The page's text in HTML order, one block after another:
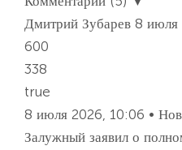
Дмитрий Зубарев 8 июля
600
338
true
8 июля 2026, 10:06 •
Залужный заявил о